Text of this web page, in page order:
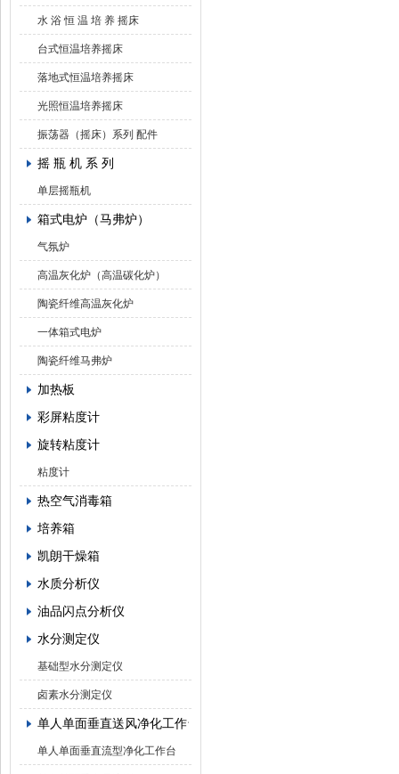
水 浴 恒 温 培 养 摇床
台式恒温培养摇床
落地式恒温培养摇床
光照恒温培养摇床
振荡器（摇床）系列 配件
摇 瓶 机 系 列
单层摇瓶机
箱式电炉（马弗炉）
气氛炉
高温灰化炉（高温碳化炉）
陶瓷纤维高温灰化炉
一体箱式电炉
陶瓷纤维马弗炉
加热板
彩屏粘度计
旋转粘度计
粘度计
热空气消毒箱
培养箱
凯朗干燥箱
水质分析仪
油品闪点分析仪
水分测定仪
基础型水分测定仪
卤素水分测定仪
单人单面垂直送风净化工作台
单人单面垂直流型净化工作台